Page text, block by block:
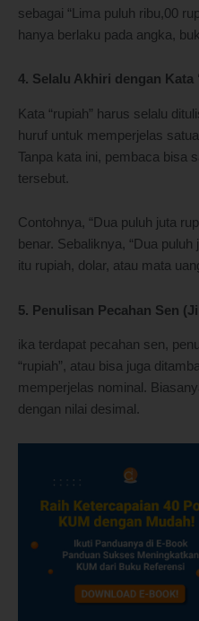
sebagai “Lima puluh ribu,00
hanya berlaku pada angka,
4. Selalu Akhiri dengan Kata
Kata “rupiah” harus selalu
huruf untuk memperjelas
Tanpa kata ini, pembaca bisa
tersebut.
Contohnya, “Dua puluh juta
benar. Sebaliknya, “Dua
itu rupiah, dolar, atau mata
5. Penulisan Pecahan Sen
ika terdapat pecahan sen,
“rupiah”, atau bisa juga
memperjelas nominal.
dengan nilai desimal.